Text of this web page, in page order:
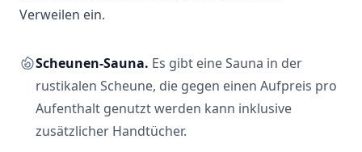
Verweilen ein.
Scheunen-Sauna. Es gibt eine Sauna in der
rustikalen Scheune, die gegen einen Aufpreis pro
Aufenthalt genutzt werden kann inklusive
zusätzlicher Handtücher.